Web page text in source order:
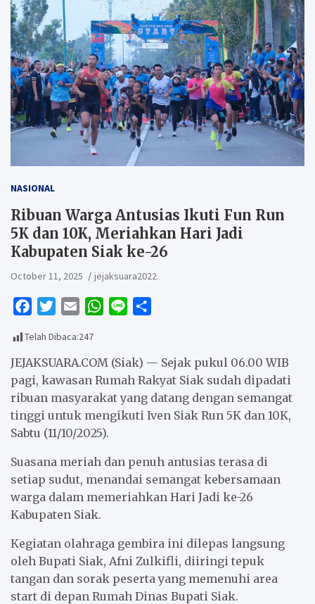
NASIONAL
Ribuan Warga Antusias Ikuti Fun Run
5K dan 10K, Meriahkan Hari Jadi
Kabupaten Siak ke-26
October 11, 2025 jejaksuara2022
c
e
b
o
o
k
i
t
t
e
r
a
i
l
W
t
s
A
p
p
e
r
e
Telah Dibaca:247
JEJAKSUARA.COM (Siak) — Sejak pukul 06.00 WIB
pagi, kawasan Rumah Rakyat Siak sudah dipadati
ribuan masyarakat yang datang dengan semangat
tinggi untuk mengikuti Iven Siak Run 5K dan 10K,
Sabtu (11/10/2025).
Suasana meriah dan penuh antusias terasa di
setiap sudut, menandai semangat kebersamaan
warga dalam memeriahkan Hari Jadi ke-26
Kabupaten Siak.
Kegiatan olahraga gembira ini dilepas langsung
oleh Bupati Siak, Afni Zulkifli, diiringi tepuk
tangan dan sorak peserta yang memenuhi area
start di depan Rumah Dinas Bupati Siak.